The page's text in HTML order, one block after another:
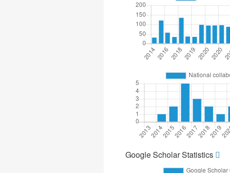
Google Scholar Statistics